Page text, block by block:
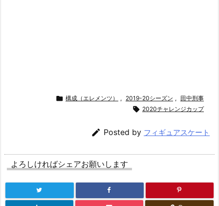
 構成（エレメンツ） , 2019-20シーズン , 田中刑事
 2020チャレンジカップ
 Posted by フィギュアスケート
よろしければシェアお願いします